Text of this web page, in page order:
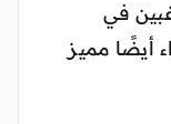
في
أيضًا مميز